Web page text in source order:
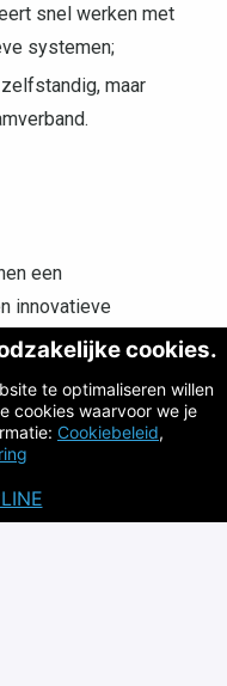
snel werken met
systemen;
maar
een
innovatieve
werkomgeving met
en
aangevuld met
cookies.
te optimaliseren willen
cookies waarvoor we je
Cookiebeleid,